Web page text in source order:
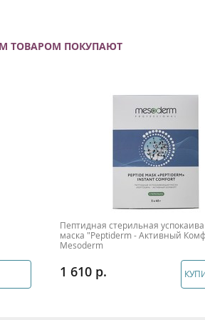
ТОВАРОМ ПОКУПАЮТ
Пептидная стерильная
маска "Peptiderm - Активный
Mesoderm
1 610